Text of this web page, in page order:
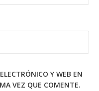
Y WEB EN
VEZ QUE COMENTE.